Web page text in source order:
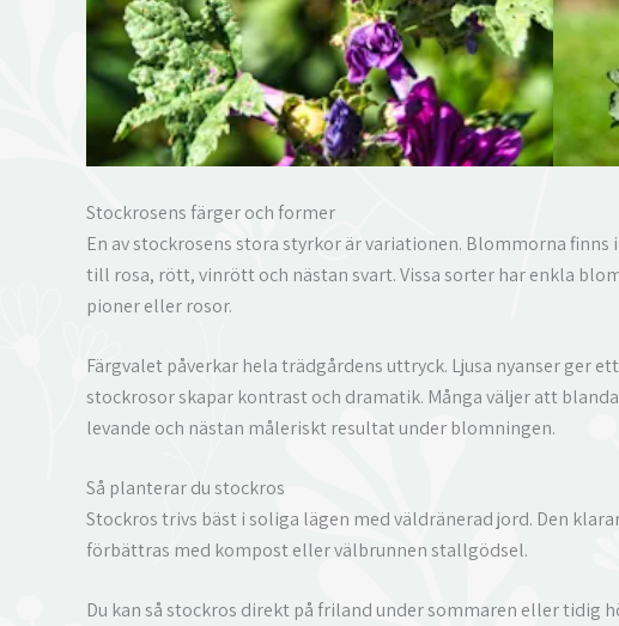
Stockrosens färger och former
En av stockrosens stora styrkor är variationen. Blommorna
till rosa, rött, vinrött och nästan svart. Vissa sorter har enkla
pioner eller rosor.
Färgvalet påverkar hela trädgårdens uttryck. Ljusa nyanser ger
stockrosor skapar kontrast och dramatik. Många väljer att
levande och nästan måleriskt resultat under blomningen.
Så planterar du stockros
Stockros trivs bäst i soliga lägen med väldränerad jord. Den
förbättras med kompost eller välbrunnen stallgödsel.
Du kan så stockros direkt på friland under sommaren eller tidig